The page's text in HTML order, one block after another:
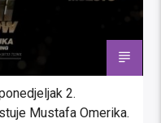
2.
Mustafa Omerika.